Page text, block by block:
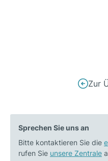
M&A
berät
Zur
Sprechen Sie uns an
Bitte kontaktieren Sie die
rufen Sie unsere Zentrale